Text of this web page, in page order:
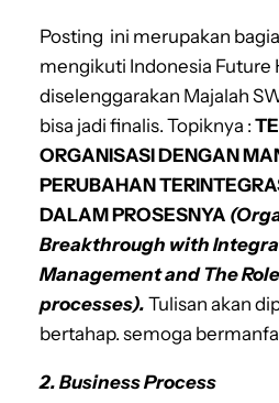
Posting ini merupakan
mengikuti Indonesia Future
diselenggarakan Majalah
bisa jadi finalis. Topiknya :
ORGANISASI DENGAN
PERUBAHAN
DALAM PROSESNYA
Breakthrough with
Managementand The
processes). Tulisan akan
bertahap. semoga
2. Business Process